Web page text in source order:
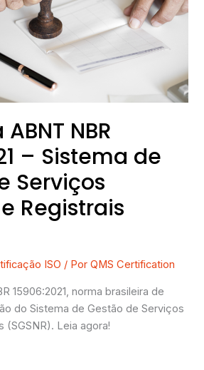
NBR
– Sistema de
Serviços
Registrais
ISO / PorQMS Certification
15906:2021, norma brasileira de
do Sistema de Gestão de Serviços
(SGSNR). Leia agora!